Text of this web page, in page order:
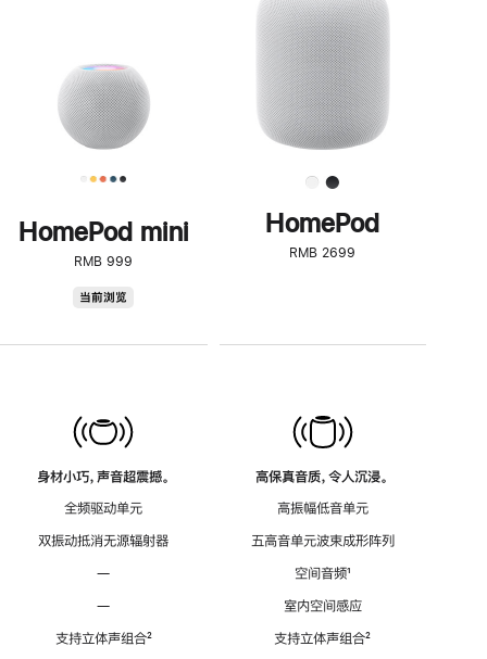
HomePod mini
RMB 999
当前浏览
身材小巧，声音超震撼。
全频驱动单元
双振动抵消无源辐射器
—
—
支持立体声组合脚
²
了
解
HomePod<
HomePod
RMB 2699
高保真音质，令人沉浸。
高振幅低音单元
五高音单元波束成形阵列
空间音频脚
¹
室内空间感应
支持立体声组合脚
²